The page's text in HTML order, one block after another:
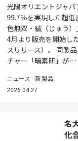
光陽オリエントジャ
99.7％を実現した超
色無双・絨（じゅう
4月より販売を開始し
スリリース）。 同製
チャー「暗素研」が…
ニュース 新製品
2026.04.27
名
化